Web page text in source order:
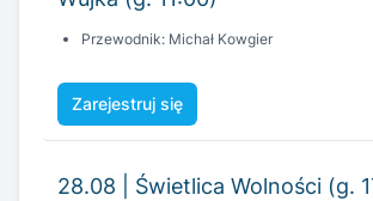
Przewodnik: Michał Kowgier
Zarejestruj się
28.08 | Świetlica Wolności (g.